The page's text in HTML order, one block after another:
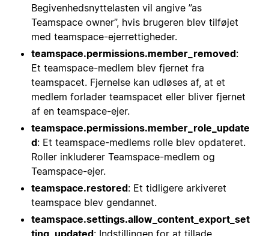
Begivenhedsnyttelasten vil angive ”as
Teamspace owner”, hvis brugeren blev tilføjet
med teamspace-ejerrettigheder.
teamspace.permissions.member_removed:
Et teamspace-medlem blev fjernet fra
teamspacet. Fjernelse kan udløses af, at et
medlem forlader teamspacet eller bliver fjernet
af en teamspace-ejer.
teamspace.permissions.member_role_update
d: Et teamspace-medlems rolle blev opdateret.
Roller inkluderer Teamspace-medlem og
Teamspace-ejer.
teamspace.restored: Et tidligere arkiveret
teamspace blev gendannet.
teamspace.settings.allow_content_export_set
ting_updated: Indstillingen for at tillade